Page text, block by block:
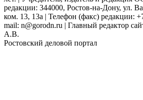
редакции: 344000, Ростов-на-Дону, ул.
ком. 13, 13а | Телефон (факс) редакции:
mail: n@gorodn.ru | Главный редактор
А.В.
Ростовский деловой портал